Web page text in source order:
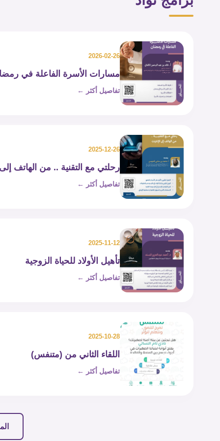
2026-02-26
مسارات الأسرة الفاعلة في
تفاصيل أكثر ←
2025-12-26
رحلتي مع التقنية .. من الهاتف إلى
تفاصيل أكثر ←
2025-11-12
تأهيل الأولاد للحياة الزوجية
تفاصيل أكثر ←
2025-10-28
اللقاء الثاني من (متنفس)
تفاصيل أكثر ←